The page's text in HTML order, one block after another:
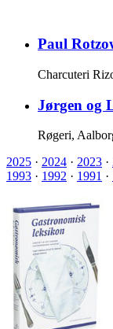
Paul
Charcuteri
Jørgen og
Røgeri,
2025 · 2024 · 2023 ·
1993 · 1992 · 1991 ·